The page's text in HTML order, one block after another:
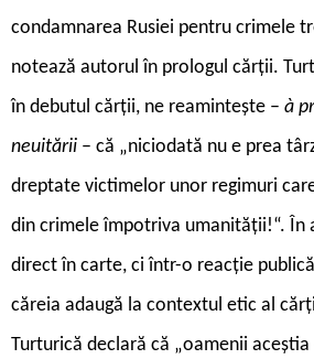
condamnarea Rusiei pentru crimele
notează autorul în prologul cărții.
în debutul cărții, ne reamintește – à
neuitării – că „niciodată nu e prea
dreptate victimelor unor regimuri
din crimele împotriva umanităţii!“. În
direct în carte, ci într-o reacție
căreia adaugă la contextul etic al
Turturică declară că „oamenii